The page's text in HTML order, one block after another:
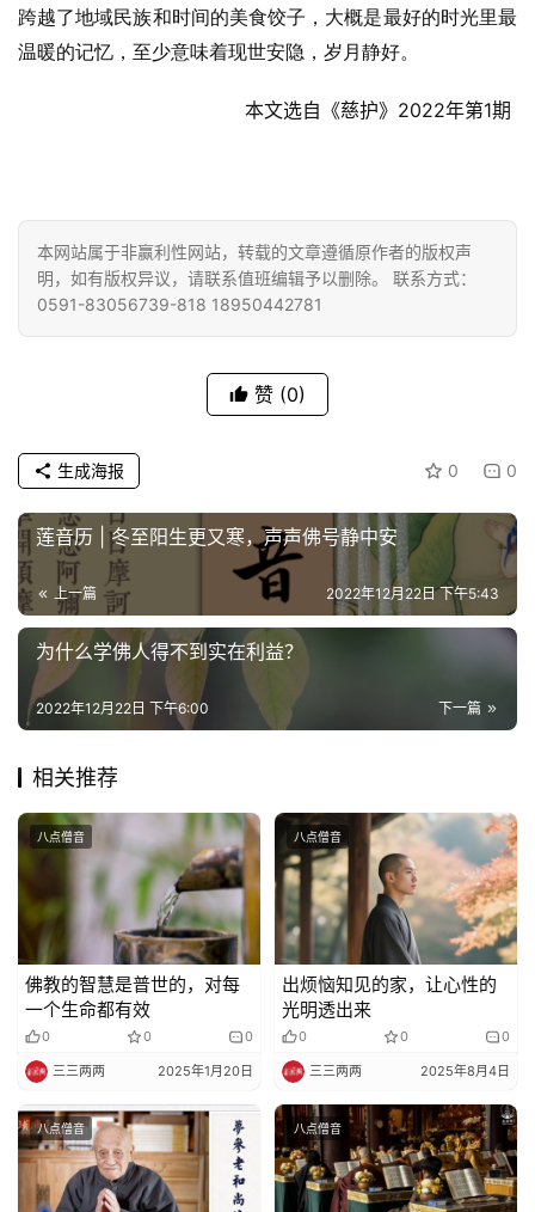
跨越了地域民族和时间的美食饺子，大概是最好的时光里最
温暖的记忆，至少意味着现世安隐，岁月静好。
本文选自《慈护》2022年第1期
本网站属于非赢利性网站，转载的文章遵循原作者的版权声
明，如有版权异议，请联系值班编辑予以删除。 联系方式：
0591-83056739-818 18950442781
赞 (0)
0 0
生成海报
莲音历 | 冬至阳生更又寒，声声佛号静中安
上一篇 2022年12月22日 下午5:43
为什么学佛人得不到实在利益？
下一篇
2022年12月22日 下午6:00
相关推荐
八点僧音
佛教的智慧是普世的，对每
一个生命都有效
0 0 0
三三两两 2025年1月20日
八点僧音
出烦恼知见的家，让心性的
光明透出来
0 0 0
三三两两 2025年8月4日
八点僧音 八点僧音